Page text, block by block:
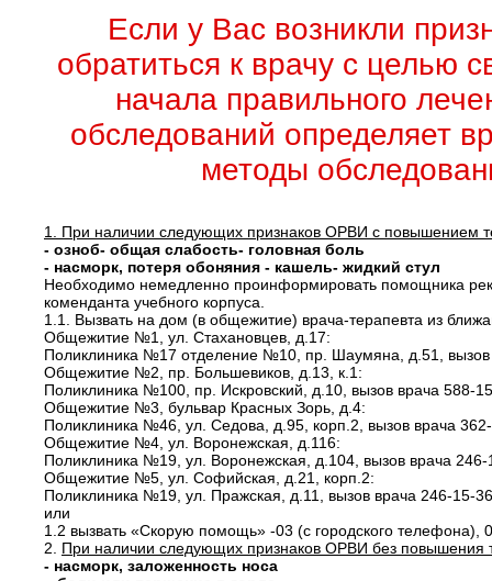
Если у Вас возникли
обратиться к врачу с целью
начала правильного
обследований определяет
методы
1. При наличии следующих признаков ОРВИ с повышением
- озноб- общая слабость- головная боль
- насморк, потеря обоняния - кашель- жидкий стул
Необходимо немедленно проинформировать помощника
коменданта учебного корпуса.
1.1. Вызвать на дом (в общежитие) врача-терапевта из
Общежитие №1, ул. Стахановцев, д.17:
Поликлиника №17 отделение №10, пр. Шаумяна, д.51, вызов
Общежитие №2, пр. Большевиков, д.13, к.1:
Поликлиника №100, пр. Искровский, д.10, вызов врача 588-
Общежитие №3, бульвар Красных Зорь, д.4:
Поликлиника №46, ул. Седова, д.95, корп.2, вызов врача
Общежитие №4, ул. Воронежская, д.116:
Поликлиника №19, ул. Воронежская, д.104, вызов врача 246-
Общежитие №5, ул. Софийская, д.21, корп.2:
Поликлиника №19, ул. Пражская, д.11, вызов врача 246-15-36
или
1.2 вызвать «Скорую помощь» -03 (с городского телефона),
2. При наличии следующих признаков ОРВИ без повышения
- насморк, заложенность носа